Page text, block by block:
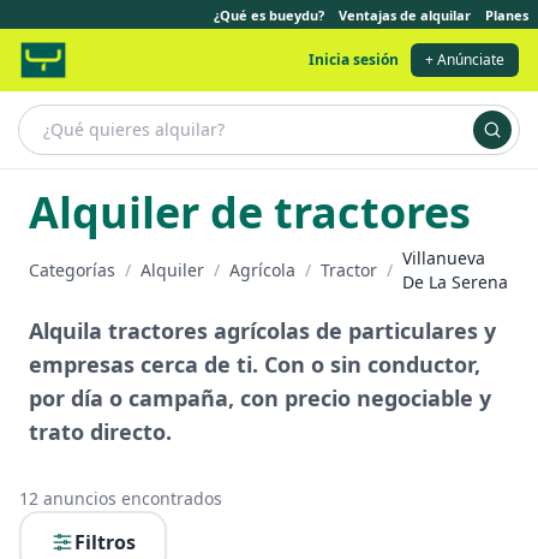
¿Qué es bueydu? Ventajas de alquilar Planes
Inicia sesión + Anúnciate
Alquiler de tractores
Categorías / Alquiler / Agrícola / Tractor /
Villanueva
De La Serena
Alquila tractores agrícolas de particulares y
empresas cerca de ti. Con o sin conductor,
por día o campaña, con precio negociable y
trato directo.
12 anuncios encontrados
Filtros